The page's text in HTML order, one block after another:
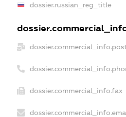
dossier.russian_reg_title
dossier.commercial_info.fax